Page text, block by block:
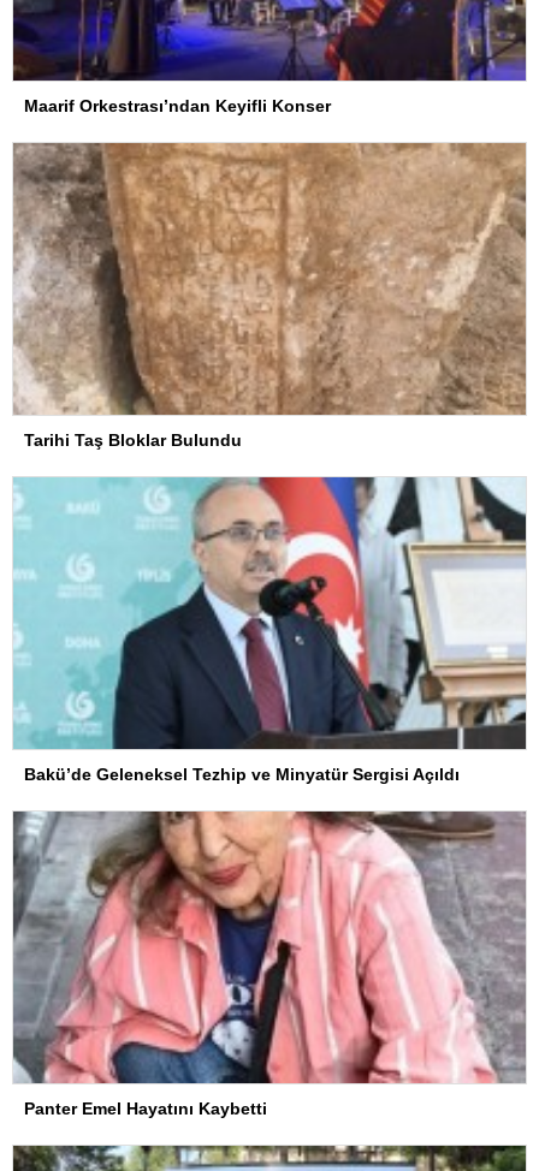
Maarif Orkestrası’ndan Keyifli Konser
Tarihi Taş Bloklar Bulundu
Bakü’de Geleneksel Tezhip ve Minyatür Sergisi Açıldı
Panter Emel Hayatını Kaybetti